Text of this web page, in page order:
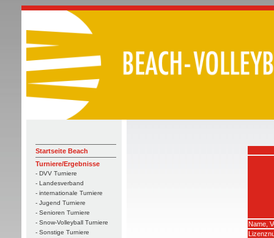
Startseite Beach
Turniere/Ergebnisse
- DVV Turniere
- Landesverband
- internationale Turniere
- Jugend Turniere
- Senioren Turniere
- Snow-Volleyball Turniere
- Sonstige Turniere
Name,